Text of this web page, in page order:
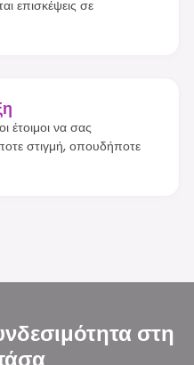
επισκέψεις σε
έτοιμοι να σας
στιγμή, οπουδήποτε
στη